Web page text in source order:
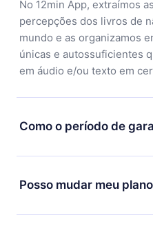
No 12min App, extraímos
percepções dos livros de
mundo e as organizamos
únicas e autossuficientes
em áudio e/ou texto em
Como o período de
Você pode baixar nosso
aproveitar nossa
ficar satisfeito com nossa
Posso mudar meu
Sim, mas a mudança só